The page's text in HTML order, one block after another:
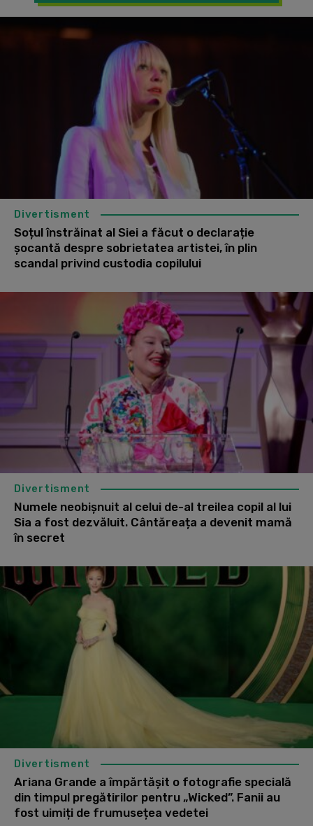
Divertisment
Soțul înstrăinat al Siei a făcut o declarație
șocantă despre sobrietatea artistei, în plin
scandal privind custodia copilului
Divertisment
Numele neobișnuit al celui de-al treilea copil al lui
Sia a fost dezvăluit. Cântăreața a devenit mamă
în secret
Divertisment
Ariana Grande a împărtășit o fotografie specială
din timpul pregătirilor pentru „Wicked”. Fanii au
fost uimiți de frumusețea vedetei